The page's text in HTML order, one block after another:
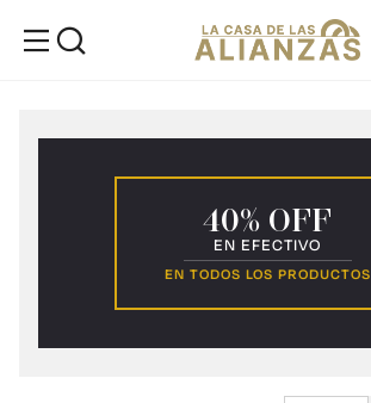
40% OFF
EN EFECTIVO
EN TODOS LOS PRODUCTOS